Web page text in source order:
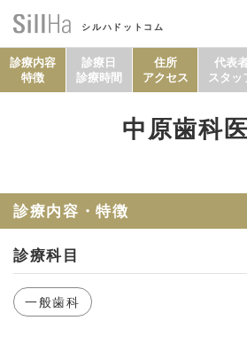
シルハドットコム
診療内容
特徴
診療日
診療時間
住所
アクセス
代表
スタッ
中原歯科
診療内容・特徴
診療科目
一般歯科